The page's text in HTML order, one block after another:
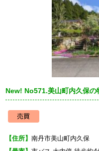
New! No571.美山町内久保
【住所】南丹市美山町内久保